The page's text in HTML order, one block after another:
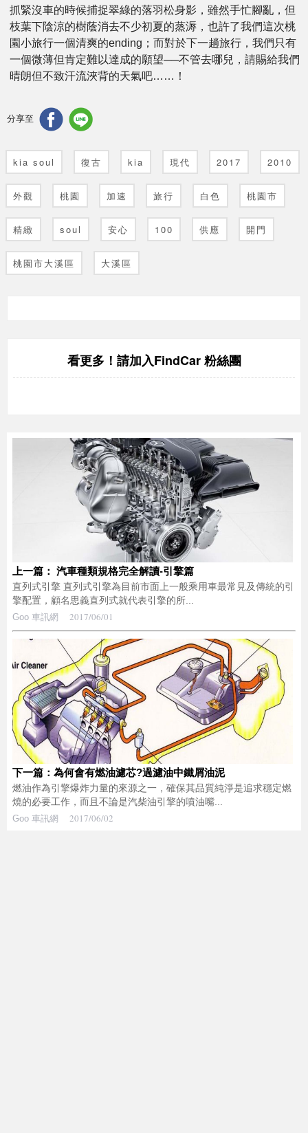
抓緊沒車的時候捕捉翠綠的落羽松身影，雖然手忙腳亂，但
枝葉下陰涼的樹蔭消去不少初夏的蒸溽，也許了我們這次桃
園小旅行一個清爽的ending；而對於下一趟旅行，我們只有
一個微薄但肯定難以達成的願望──不管去哪兒，請賜給我們
晴朗但不致汗流浹背的天氣吧……！
分享至
kia soul 復古 kia 現代 2017 2010
外觀 桃園 加速 旅行 白色 桃園市
精緻 soul 安心 100 供應 開門
桃園市大溪區 大溪區
看更多！請加入FindCar 粉絲團
上一篇： 汽車種類規格完全解讀-引擎篇
直列式引擎 直列式引擎為目前市面上一般乘用車最常見及傳統的引
擎配置，顧名思義直列式就代表引擎的所...
Goo 車訊網 2017/06/01
下一篇：為何會有燃油濾芯?過濾油中鐵屑油泥
燃油作為引擎爆炸力量的來源之一，確保其品質純淨是追求穩定燃
燒的必要工作，而且不論是汽柴油引擎的噴油嘴...
Goo 車訊網 2017/06/02